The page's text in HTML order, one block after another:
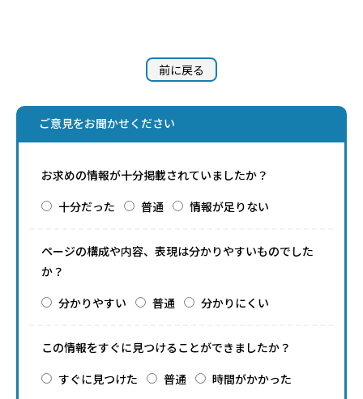
前に戻る
ご意見をお聞かせください
お求めの情報が十分掲載されていましたか？
十分だった
普通 情報が足りない
ページの構成や内容、表現は分かりやすいものでした
か？
分かりやすい
普通 分かりにくい
この情報をすぐに見つけることができましたか？
すぐに見つけた
普通 時間がかかった